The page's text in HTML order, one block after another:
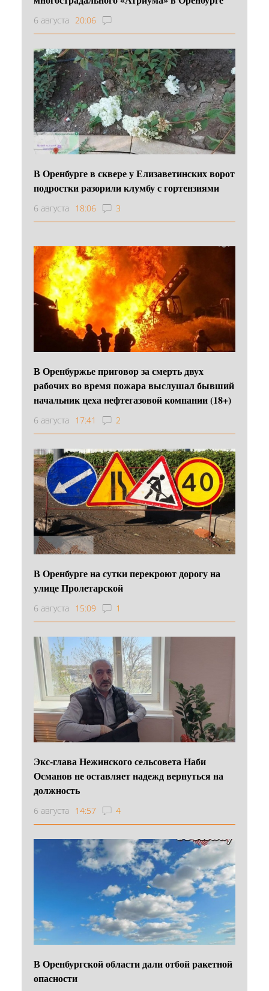
6 августа 20:06
В Оренбурге в сквере у Елизаветинских ворот
подростки разорили клумбу с гортензиями
6 августа 18:06 3
В Оренбуржье приговор за смерть двух
рабочих во время пожара выслушал бывший
начальник цеха нефтегазовой компании (18+)
6 августа 17:41 2
В Оренбурге на сутки перекроют дорогу на
улице Пролетарской
6 августа 15:09 1
Экс-глава Нежинского сельсовета Наби
Османов не оставляет надежд вернуться на
должность
6 августа 14:57 4
В Оренбургской области дали отбой ракетной
опасности